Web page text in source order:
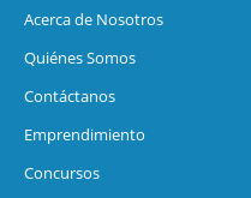
Acerca de Nosotros
Quiénes Somos
Contáctanos
Emprendimiento
Concursos